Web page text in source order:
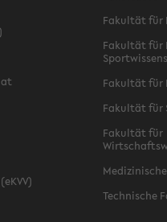
Fakultät für
Fakultät für
Fakultät für
Fakultät für
Fakultät für
Technische